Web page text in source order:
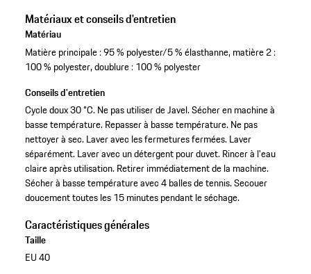
Matériaux et conseils d'entretien
Matériau
Matière principale : 95 % polyester/5 % élasthanne, matière 2 :
100 % polyester, doublure : 100 % polyester
Conseils d'entretien
Cycle doux 30 °C. Ne pas utiliser de Javel. Sécher en machine à
basse température. Repasser à basse température. Ne pas
nettoyer à sec. Laver avec les fermetures fermées. Laver
séparément. Laver avec un détergent pour duvet. Rincer à l'eau
claire après utilisation. Retirer immédiatement de la machine.
Sécher à basse température avec 4 balles de tennis. Secouer
doucement toutes les 15 minutes pendant le séchage.
Caractéristiques générales
Taille
EU 40